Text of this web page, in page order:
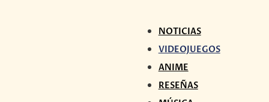
NOTICIAS
VIDEOJUEGOS
ANIME
RESEÑAS